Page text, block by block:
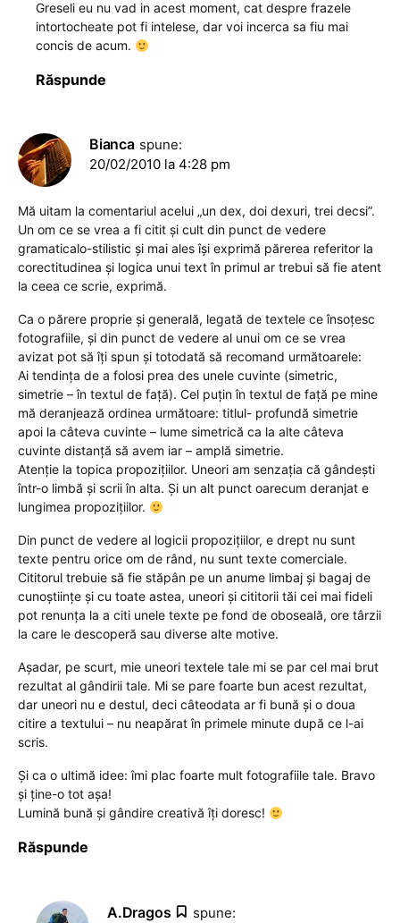
Greseli eu nu vad in acest moment, cat despre frazele
intortocheate pot fi intelese, dar voi incerca sa fiu mai
concis de acum.
Răspunde
Bianca spune:
20/02/2010 la 4:28 pm
Mă uitam la comentariul acelui „un dex, doi dexuri, trei decsi”.
Un om ce se vrea a fi citit și cult din punct de vedere
gramaticalo-stilistic și mai ales își exprimă părerea referitor la
corectitudinea și logica unui text în primul ar trebui să fie atent
la ceea ce scrie, exprimă.
Ca o părere proprie și generală, legată de textele ce însoțesc
fotografiile, și din punct de vedere al unui om ce se vrea
avizat pot să îți spun și totodată să recomand următoarele:
Ai tendința de a folosi prea des unele cuvinte (simetric,
simetrie – în textul de față). Cel puțin în textul de față pe mine
mă deranjează ordinea următoare: titlul- profundă simetrie
apoi la câteva cuvinte – lume simetrică ca la alte câteva
cuvinte distanță să avem iar – amplă simetrie.
Atenție la topica propozițiilor. Uneori am senzația că gândești
într-o limbă și scrii în alta. Și un alt punct oarecum deranjat e
lungimea propozițiilor.
Din punct de vedere al logicii propozițiilor, e drept nu sunt
texte pentru orice om de rând, nu sunt texte comerciale.
Cititorul trebuie să fie stăpân pe un anume limbaj și bagaj de
cunoștiințe și cu toate astea, uneori și cititorii tăi cei mai fideli
pot renunța la a citi unele texte pe fond de oboseală, ore târzii
la care le descoperă sau diverse alte motive.
Așadar, pe scurt, mie uneori textele tale mi se par cel mai brut
rezultat al gândirii tale. Mi se pare foarte bun acest rezultat,
dar uneori nu e destul, deci câteodata ar fi bună și o doua
citire a textului – nu neapărat în primele minute după ce l-ai
scris.
Și ca o ultimă idee: îmi plac foarte mult fotografiile tale. Bravo
și ține-o tot așa!
Lumină bună și gândire creativă îți doresc!
Răspunde
A.Dragos spune: